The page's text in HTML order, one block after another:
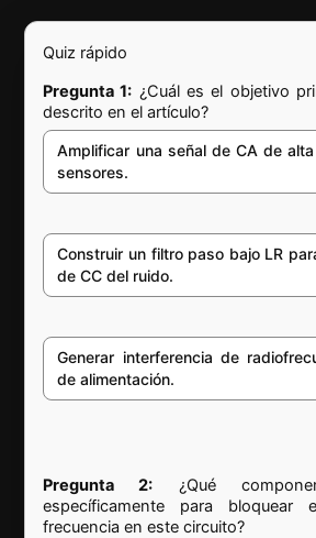
Quiz rápido
Pregunta 1: ¿Cuál es el objetivo
descrito en el artículo?
Amplificar una señal de CA de
sensores.
Construir un filtro paso bajo LR
de CC del ruido.
Generar interferencia de
de alimentación.
Pregunta 2: ¿Qué
específicamente para
frecuencia en este circuito?